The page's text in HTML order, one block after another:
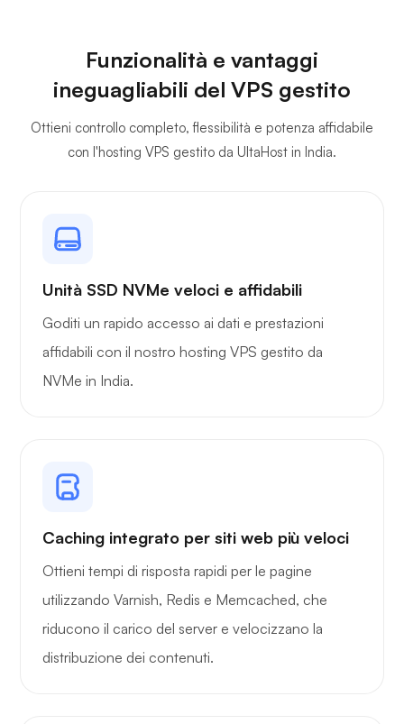
Funzionalità e vantaggi
ineguagliabili del VPS gestito
Ottieni controllo completo, flessibilità e potenza affidabile
con l'hosting VPS gestito da UltaHost in India.
Unità SSD NVMe veloci e affidabili
Goditi un rapido accesso ai dati e prestazioni
affidabili con il nostro hosting VPS gestito da
NVMe in India.
Caching integrato per siti web più veloci
Ottieni tempi di risposta rapidi per le pagine
utilizzando Varnish, Redis e Memcached, che
riducono il carico del server e velocizzano la
distribuzione dei contenuti.